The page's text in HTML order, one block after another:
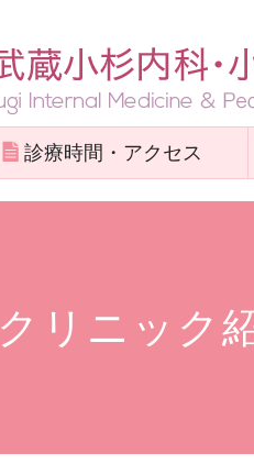
診療時間・アクセス
クリニック